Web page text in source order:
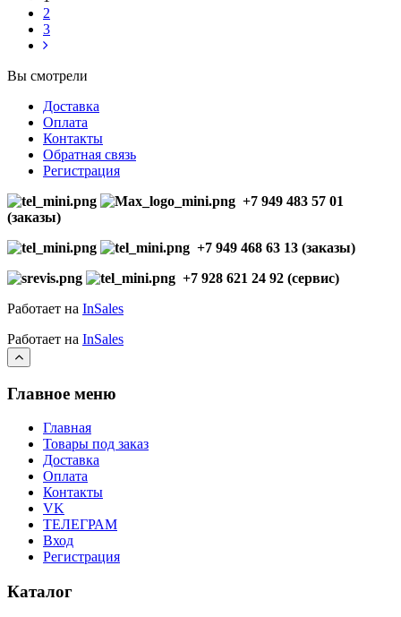
2
3
Вы смотрели
Доставка
Оплата
Контакты
Обратная связь
Регистрация
+7 949 483 57 01
(заказы)
+7 949 468 63 13 (заказы)
+7 928 621 24 92 (сервис)
Работает на InSales
Работает на InSales
Главное меню
Главная
Товары под заказ
Доставка
Оплата
Контакты
VK
ТЕЛЕГРАМ
Вход
Регистрация
Каталог